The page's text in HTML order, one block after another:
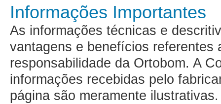
Informações Importantes
As informações técnicas e
vantagens e benefícios referentes
responsabilidade da Ortobom. A
informações recebidas pelo
página são meramente